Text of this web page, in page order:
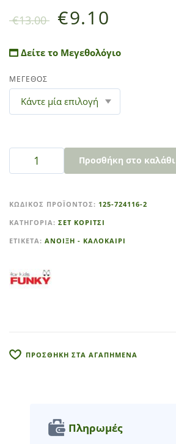
€13.00 €9.10
Δείτε το Μεγεθολόγιο
ΜΕΓΕΘΟΣ
Προσθήκη στο καλάθι
t
e
r
t
ΚΩΔΙΚΌΣ ΠΡΟΪΌΝΤΟΣ: 125-724116-2
ΚΑΤΗΓΟΡΊΑ: ΣΕΤ ΚΟΡΙΤΣΙ
ΕΤΙΚΈΤΑ: ΑΝΟΙΞΗ - ΚΑΛΟΚΑΙΡΙ
ΠΡΟΣΘΗΚΗ ΣΤΑ ΑΓΑΠΗΜΕΝΑ
Πληρωμές